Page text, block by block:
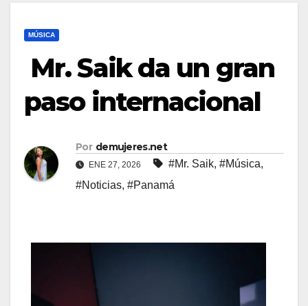
MÚSICA
Mr. Saik da un gran
paso internacional
Por demujeres.net
ENE 27, 2026 #Mr. Saik, #Música,
#Noticias, #Panamá